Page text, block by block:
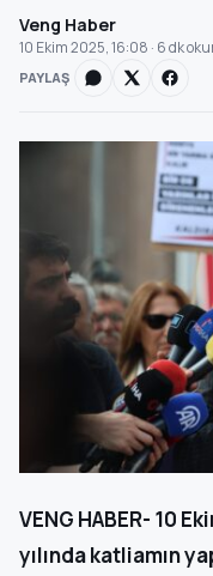
Veng Haber
10 Ekim 2025, 16:08 · 6 dk
PAYLAŞ
VENG HABER- 10
yılında katliamın